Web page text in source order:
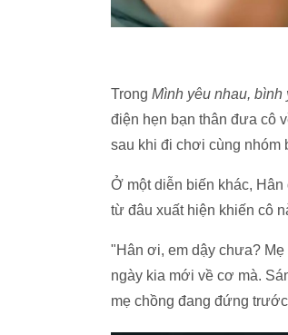
Trong Mình yêu nhau, bình
điện hẹn bạn thân đưa cô
sau khi đi chơi cùng
Ở một diễn biến khác,
từ đâu xuất hiện khiến cô
"Hân ơi, em dậy chưa? Mẹ
ngày kia mới về cơ mà.
mẹ chồng đang đứng